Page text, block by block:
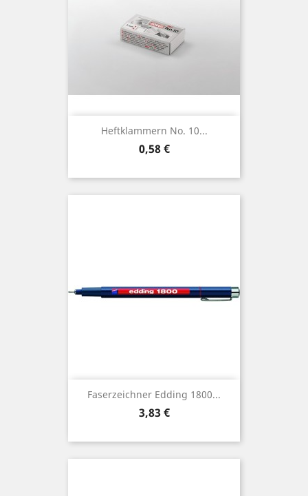
Heftklammern No. 10...
Preis
0,58 €
Faserzeichner Edding 1800...
Preis
3,83 €